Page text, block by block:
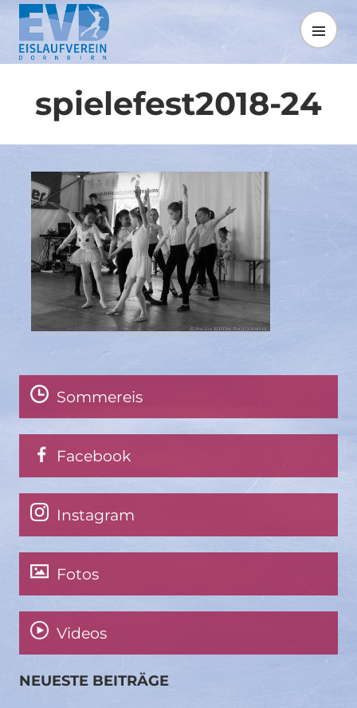
Springe
zum
Inhalt
MENÜ
spielefest2018-24
Sommereis
Facebook
Instagram
Fotos
Videos
NEUESTE BEITRÄGE